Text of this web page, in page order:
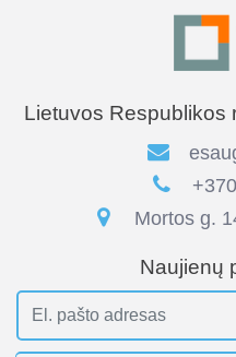
Lietuvos Respublikos
Mortos g.
Naujienų